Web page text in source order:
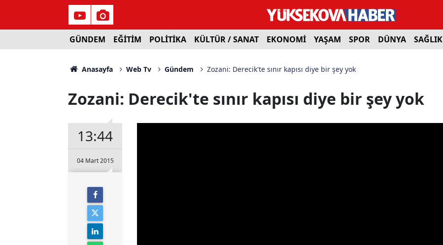
GÜNDEM EĞİTİM POLİTİKA KÜLTÜR / SANAT EKONOMİ YAŞAM SPOR DÜNYA SAĞLIK
Anasayfa Web Tv Gündem Zozani: Derecik'te sınır kapısı diye bir şey yok
Zozani: Derecik'te sınır kapısı diye bir şey yok
13:44
04 Mart 2015